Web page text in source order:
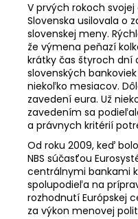
V prvých rokoch
Slovenska usilovala o
slovenskej meny.
že výmena peňazí
krátky čas štyroch dní
slovenských
niekoľko mesiacov.
zavedení eura. Už
zavedením sa
a právnych kritérií
Od roku 2009, keď
NBS súčasťou
centrálnymi bankami
spolupodieľa na
rozhodnutí Európskej
za výkon menovej